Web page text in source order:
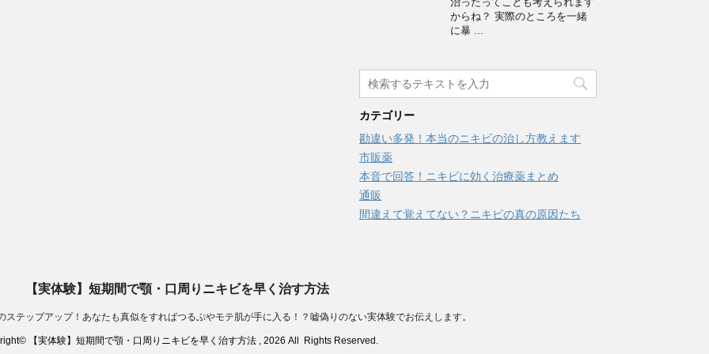
からね？ 実際のところを一緒
に暴 ...
カテゴリー
勘違い多発！本当のニキビの治し方教えます
市販薬
本音で回答！ニキビに効く治療薬まとめ
通販
間違えて覚えてない？ニキビの真の原因たち
【実体験】短期間で顎・口周りニキビを早く治す方法
ステップアップ！あなたも真似をすればつるぷやモテ肌が手に入る！？嘘偽りのない実体験でお伝えします。
【実体験】短期間で顎・口周りニキビを早く治す方法 , 2026 All Rights Reserved.